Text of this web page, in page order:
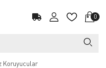
0
Koruyucular